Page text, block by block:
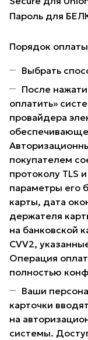
Пароль для
Порядок
Выбрать
После
оплатить»
провайдера
покупателем
протоколу TLS
параметры его
карты, дата
держателя
на банковской
CVV2,
Операция
полностью
Ваши
карточки
на
системы.